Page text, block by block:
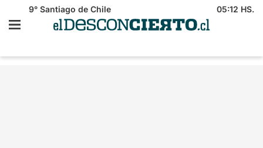
9° Santiago de Chile 05:12 HS.